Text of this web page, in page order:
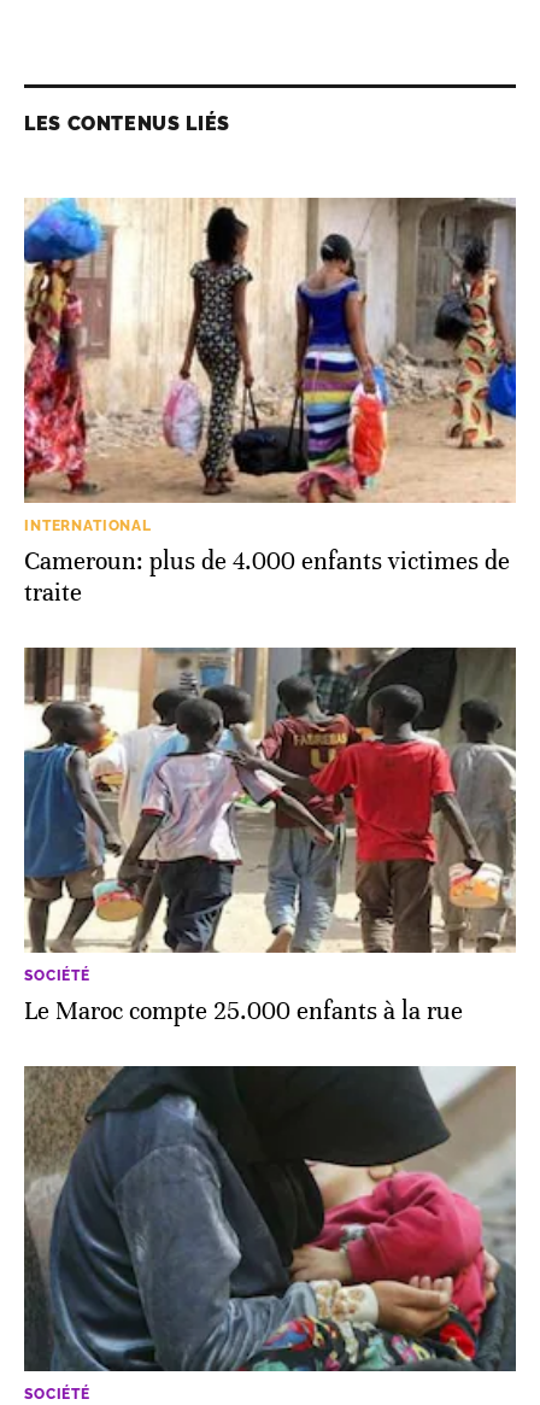
LES CONTENUS LIÉS
INTERNATIONAL
Cameroun: plus de 4.000 enfants victimes de
traite
SOCIÉTÉ
Le Maroc compte 25.000 enfants à la rue
SOCIÉTÉ